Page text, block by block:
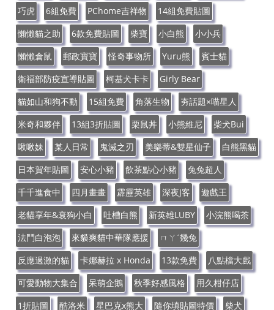
巧虎
6組免費 PChome吉祥物
14組免費貼圖
懶懶貓之助
6款免費貼圖 柴寶 小白熊
小小兵
懶懶倉鼠
郵政寶寶 怪奇事物所 Yuru熊
賓士貓
衛福部防疫宣導貼圖
柯基犬卡卡
Girly Bear
貓如山和狗不動
15組免費 角落生物
夯話題×喵星人
米奇和夥伴
13組3折貼圖 栗鼠丼 小熊維尼
柴犬Bui
啾啾妹
某人日常 鬼滅之刃 美樂蒂&雙星仙子
白熊黑貓
日本賀年貼圖
安心小豬 飲茶點心小豬
兔兔超人
千千進食中
四月畫畫 霹靂英雄 深夜J客
遊戲王
老貓享年&衰狗小白
吐槽白熊 新英雄LUBY
小浣熊喝茶
法鬥白泡泡
來貘爽貓中華隊應援
ㄇㄚˊ幾兔
反應過激的貓
卡娜赫拉 x Honda 13款免費
八點檔大戲
可愛動物大集合
呆萌企鵝 秋季好感風格
用久柑仔店
1折貼圖
酷洛米 星巴克x熊大 隨你填貼圖特價 柴犬